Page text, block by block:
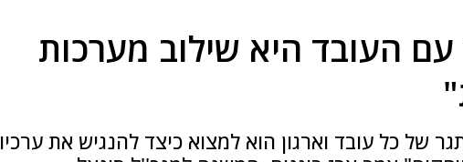
העובד היא שילוב מערכות
של כל עובד וארגון הוא למצוא כיצד להנגיש את ערכיו